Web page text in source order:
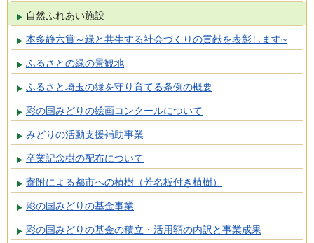
自然ふれあい施設
本多静六賞～緑と共生する社会づくりの貢献を表彰します~
ふるさとの緑の景観地
ふるさと埼玉の緑を守り育てる条例の概要
彩の国みどりの絵画コンクールについて
みどりの活動支援補助事業
卒業記念樹の配布について
寄附による都市への植樹（芳名板付き植樹）
彩の国みどりの基金事業
彩の国みどりの基金の積立・活用額の内訳と事業成果